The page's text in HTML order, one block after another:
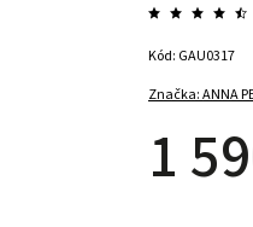
Značka:ANNA
1
Kód: GAU0317